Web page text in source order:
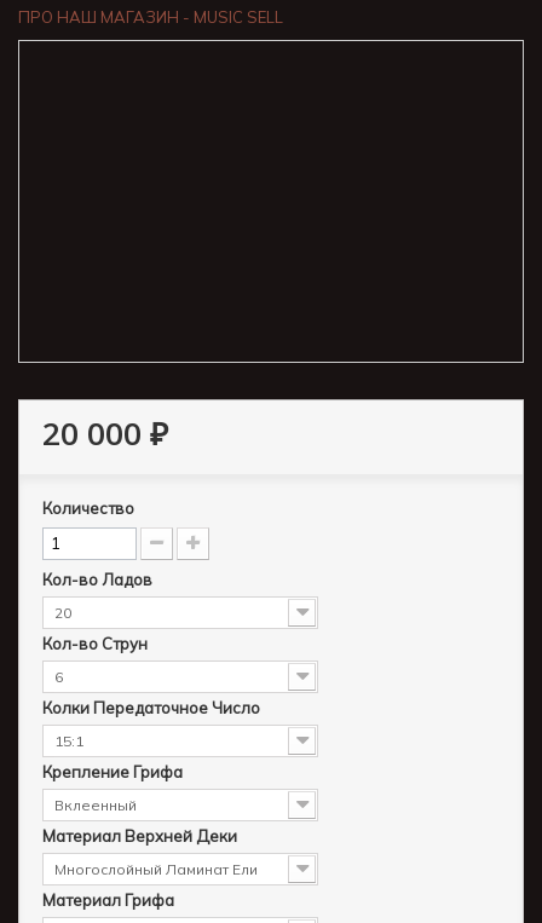
ПРО НАШ МАГАЗИН - MUSIC SELL
20 000 ₽
Количество
Кол-во Ладов
20
Кол-во Струн
6
Колки Передаточное Число
15:1
Крепление Грифа
Вклеенный
Материал Верхней Деки
Многослойный Ламинат Ели
Материал Грифа